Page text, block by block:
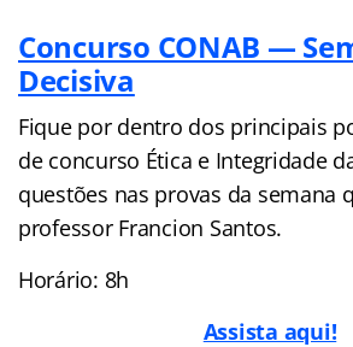
Concurso CONAB —
Decisiva
Fique por dentro dos principais
de concurso Ética e Integridade
questões nas provas da semana
professor Francion Santos.
Horário: 8h
Assista aqui!